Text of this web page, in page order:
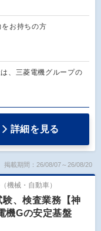
お持ちの方
、三菱電機グループの
詳細を見る
掲載期間：26/08/07～26/08/20
機械・自動車）
、検査業務【神
機Gの安定基盤